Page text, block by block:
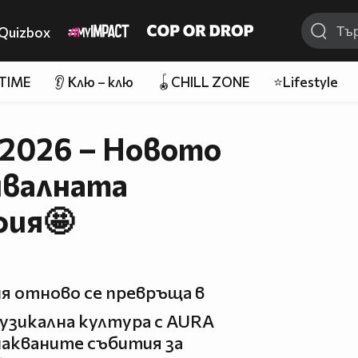
👂 Клю – клю 🪀CHILL ZONE ⭐Lifestyle
– Новото
отново се превръща в
култура с AURA
събития за